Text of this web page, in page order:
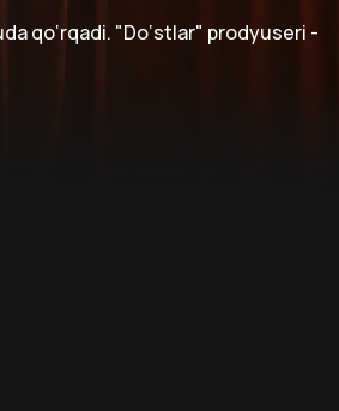
qo‘rqadi. "Do‘stlar" prodyuseri -